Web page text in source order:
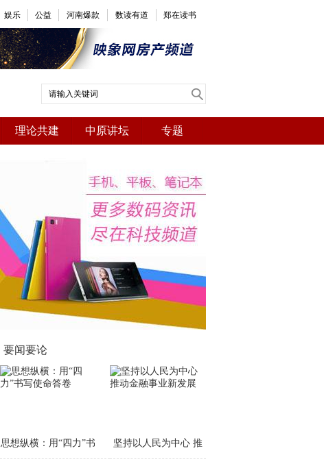
娱乐 公益 河南爆款 数读有道 郑在读书
理论共建 中原讲坛 专题
要闻要论
思想纵横：用“四力”书 坚持以人民为中心 推